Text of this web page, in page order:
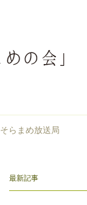
そらまめ放送局
最新記事